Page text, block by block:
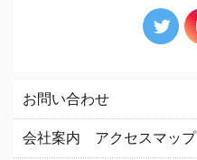
お問い合わせ
会社案内 アクセスマップ